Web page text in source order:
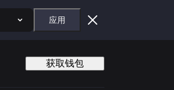
应用
获取钱包